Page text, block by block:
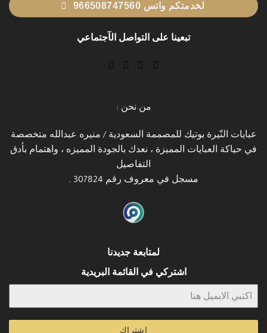
لخدمتكم واتس 966508747560
تبعينا على التواصل الآجتماعي
من نحن :
عبايات النّيرة بوتيك للمصممة السعودية / منيره عبدالله متخصصة
في حياكة العبايات المميزة ، نعدك بالجودة المميزه ، واهتمام بأدق
التفاصيل
مسجل في معروف رقم 307824 .
لمتابعة جديدنا
اشتركي في القائمة البريدية